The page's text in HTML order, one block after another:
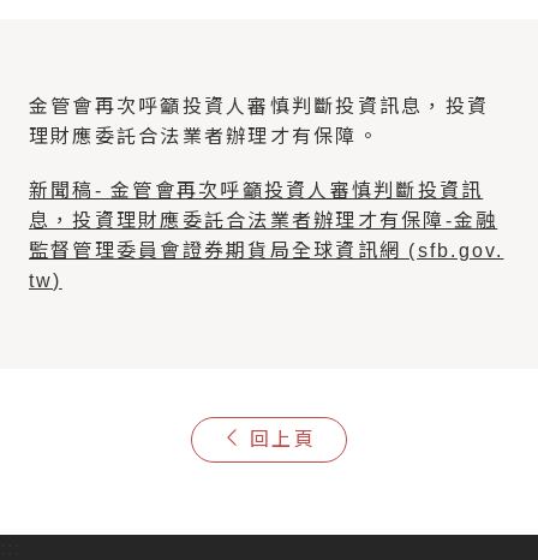
金管會再次呼籲投資人審慎判斷投資訊息，投資
理財應委託合法業者辦理才有保障。
新聞稿- 金管會再次呼籲投資人審慎判斷投資訊
息，投資理財應委託合法業者辦理才有保障-金融
監督管理委員會證券期貨局全球資訊網 (sfb.gov.
tw)
回上頁